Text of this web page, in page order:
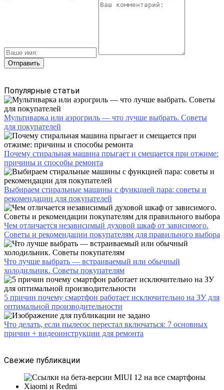
Популярные статьи
Мультиварка или аэрогриль — что лучше выбрать. Советы
для покупателей
Почему стиральная машина прыгает и смещается при отжиме:
причины и способы ремонта
Выбираем стиральные машины с функцией пара: советы и
рекомендации для покупателей
Чем отличается независимый духовой шкаф от зависимого.
Советы и рекомендации покупателям для правильного выбора
Что лучше выбрать — встраиваемый или обычный
холодильник. Советы покупателям
5 причин почему смартфон работает исключительно на ЗУ для
оптимальной производительности
Что делать, если пылесос перестал включаться: 7 основных
причин + видеоинструкции для ремонта
Свежие публикации